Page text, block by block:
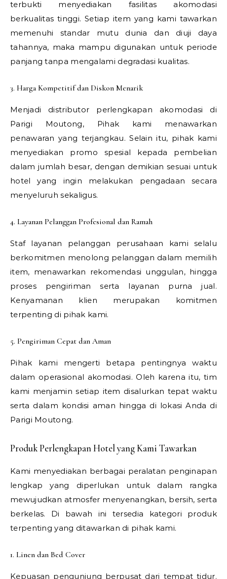
terbukti menyediakan fasilitas akomodasi
berkualitas tinggi. Setiap item yang kami tawarkan
memenuhi standar mutu dunia dan diuji daya
tahannya, maka mampu digunakan untuk periode
panjang tanpa mengalami degradasi kualitas.
3. Harga Kompetitif dan Diskon Menarik
Menjadi distributor perlengkapan akomodasi di
Parigi Moutong, Pihak kami menawarkan
penawaran yang terjangkau. Selain itu, pihak kami
menyediakan promo spesial kepada pembelian
dalam jumlah besar, dengan demikian sesuai untuk
hotel yang ingin melakukan pengadaan secara
menyeluruh sekaligus.
4. Layanan Pelanggan Profesional dan Ramah
Staf layanan pelanggan perusahaan kami selalu
berkomitmen menolong pelanggan dalam memilih
item, menawarkan rekomendasi unggulan, hingga
proses pengiriman serta layanan purna jual.
Kenyamanan klien merupakan komitmen
terpenting di pihak kami.
5. Pengiriman Cepat dan Aman
Pihak kami mengerti betapa pentingnya waktu
dalam operasional akomodasi. Oleh karena itu, tim
kami menjamin setiap item disalurkan tepat waktu
serta dalam kondisi aman hingga di lokasi Anda di
Parigi Moutong.
Produk Perlengkapan Hotel yang Kami Tawarkan
Kami menyediakan berbagai peralatan penginapan
lengkap yang diperlukan untuk dalam rangka
mewujudkan atmosfer menyenangkan, bersih, serta
berkelas. Di bawah ini tersedia kategori produk
terpenting yang ditawarkan di pihak kami.
1. Linen dan Bed Cover
Kepuasan pengunjung berpusat dari tempat tidur.